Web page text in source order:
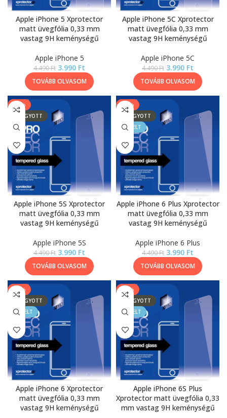
Apple iPhone 5 Xprotector
matt üvegfólia 0,33 mm
vastag 9H keménységű
Apple iPhone 5
4.490Ft 3.990 Ft
TOVÁBB OLVASOM
Apple iPhone 5C Xprotector
matt üvegfólia 0,33 mm
vastag 9H keménységű
Apple iPhone 5C
4.490Ft 3.990 Ft
TOVÁBB OLVASOM
-11%
ELFOGYOTT
Apple iPhone 5S Xprotector
matt üvegfólia 0,33 mm
vastag 9H keménységű
Apple iPhone 5S
4.490Ft 3.990 Ft
TOVÁBB OLVASOM
-11%
ELFOGYOTT
KIEMELT
Apple iPhone 6 Plus Xprotector
matt üvegfólia 0,33 mm
vastag 9H keménységű
Apple iPhone 6 Plus
4.490Ft 3.990 Ft
TOVÁBB OLVASOM
-11%
ELFOGYOTT
KIEMELT
Apple iPhone 6 Xprotector
matt üvegfólia 0,33 mm
vastag 9H keménységű
-11%
ELFOGYOTT
KIEMELT
Apple iPhone 6S Plus
Xprotector matt üvegfólia 0,33
mm vastag 9H keménységű